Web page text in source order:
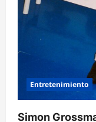
Entretenimiento
Simon